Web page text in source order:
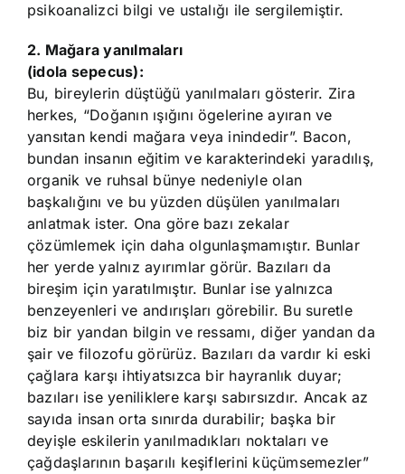
psikoanalizci bilgi ve ustalığı ile sergilemiştir.
2. Mağara yanılmaları
(idola sepecus):
Bu, bireylerin düştüğü yanılmaları gösterir. Zira
herkes, “Doğanın ışığını ögelerine ayıran ve
yansıtan kendi mağara veya inindedir”. Bacon,
bundan insanın eğitim ve karakterindeki yaradılış,
organik ve ruhsal bünye nedeniyle olan
başkalığını ve bu yüzden düşülen yanılmaları
anlatmak ister. Ona göre bazı zekalar
çözümlemek için daha olgunlaşmamıştır. Bunlar
her yerde yalnız ayırımlar görür. Bazıları da
bireşim için yaratılmıştır. Bunlar ise yalnızca
benzeyenleri ve andırışları görebilir. Bu suretle
biz bir yandan bilgin ve ressamı, diğer yandan da
şair ve filozofu görürüz. Bazıları da vardır ki eski
çağlara karşı ihtiyatsızca bir hayranlık duyar;
bazıları ise yeniliklere karşı sabırsızdır. Ancak az
sayıda insan orta sınırda durabilir; başka bir
deyişle eskilerin yanılmadıkları noktaları ve
çağdaşlarının başarılı keşiflerini küçümsemezler”